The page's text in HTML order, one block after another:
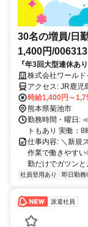
30名の増員/日
1,400円/
『年3回大型連休
なめ◇エアコン完備
株式会社ワールド
アクセス: JR鹿児島本線：植木駅から車で25分 熊本電気鉄道菊池線：
御代志駅から車で
費規定支給 ＼こんなエリアから通勤している先輩も／ 菊池市・山鹿
市・合志市・熊
郡大津町・菊池
時給1,400円～
熊本県菊池市
勤務時間・曜日:
トもあり 実働：
仕事内容: ＼新規
作業で働きやす
勤だけでガツン
社員登用あり 即日勤務
派遣社員